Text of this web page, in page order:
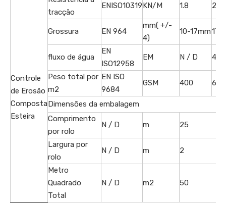
Controle
de Erosão
Composta
Esteira
tracção
ENISO10319KN/M 1.8 27
Grossura EN 964
mm( +/-
4)
10-17mm17
fluxo de água
EN
ISO12958
EM N / D 4-6
Peso total por
m2
EN ISO
9684
GSM 400 600
Dimensões da embalagem
Comprimento
por rolo
N / D m 25
Largura por
rolo
N / D m 2
Metro
Quadrado
Total
N / D m2 50